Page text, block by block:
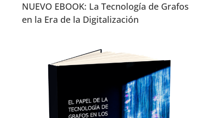
NUEVO EBOOK: La Tecnología de Grafos
en la Era de la Digitalización